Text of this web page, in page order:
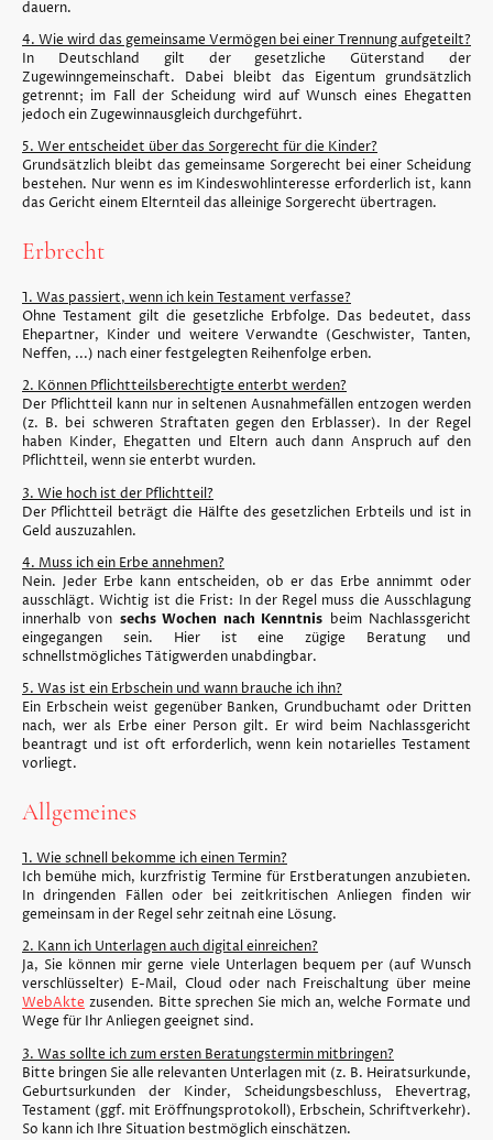
dauern.
4. Wie wird das gemeinsame Vermögen bei einer Trennung aufgeteilt?
In Deutschland gilt der gesetzliche Güterstand der
Zugewinngemeinschaft. Dabei bleibt das Eigentum grundsätzlich
getrennt; im Fall der Scheidung wird auf Wunsch eines Ehegatten
jedoch ein Zugewinnausgleich durchgeführt.
5. Wer entscheidet über das Sorgerecht für die Kinder?
Grundsätzlich bleibt das gemeinsame Sorgerecht bei einer Scheidung
bestehen. Nur wenn es im Kindeswohlinteresse erforderlich ist, kann
das Gericht einem Elternteil das alleinige Sorgerecht übertragen.
Erbrecht
1. Was passiert, wenn ich kein Testament verfasse?
Ohne Testament gilt die gesetzliche Erbfolge. Das bedeutet, dass
Ehepartner, Kinder und weitere Verwandte (Geschwister, Tanten,
Neffen, ...) nach einer festgelegten Reihenfolge erben.
2. Können Pflichtteilsberechtigte enterbt werden?
Der Pflichtteil kann nur in seltenen Ausnahmefällen entzogen werden
(z. B. bei schweren Straftaten gegen den Erblasser). In der Regel
haben Kinder, Ehegatten und Eltern auch dann Anspruch auf den
Pflichtteil, wenn sie enterbt wurden.
3. Wie hoch ist der Pflichtteil?
Der Pflichtteil beträgt die Hälfte des gesetzlichen Erbteils und ist in
Geld auszuzahlen.
4. Muss ich ein Erbe annehmen?
Nein. Jeder Erbe kann entscheiden, ob er das Erbe annimmt oder
ausschlägt. Wichtig ist die Frist: In der Regel muss die Ausschlagung
innerhalb von sechs Wochen nach Kenntnis beim Nachlassgericht
eingegangen sein. Hier ist eine zügige Beratung und
schnellstmögliches Tätigwerden unabdingbar.
5. Was ist ein Erbschein und wann brauche ich ihn?
Ein Erbschein weist gegenüber Banken, Grundbuchamt oder Dritten
nach, wer als Erbe einer Person gilt. Er wird beim Nachlassgericht
beantragt und ist oft erforderlich, wenn kein notarielles Testament
vorliegt.
Allgemeines
1. Wie schnell bekomme ich einen Termin?
Ich bemühe mich, kurzfristig Termine für Erstberatungen anzubieten.
In dringenden Fällen oder bei zeitkritischen Anliegen finden wir
gemeinsam in der Regel sehr zeitnah eine Lösung.
2. Kann ich Unterlagen auch digital einreichen?
Ja, Sie können mir gerne viele Unterlagen bequem per (auf Wunsch
verschlüsselter) E-Mail, Cloud oder nach Freischaltung über meine
WebAkte zusenden. Bitte sprechen Sie mich an, welche Formate und
Wege für Ihr Anliegen geeignet sind.
3. Was sollte ich zum ersten Beratungstermin mitbringen?
Bitte bringen Sie alle relevanten Unterlagen mit (z. B. Heiratsurkunde,
Geburtsurkunden der Kinder, Scheidungsbeschluss, Ehevertrag,
Testament (ggf. mit Eröffnungsprotokoll), Erbschein, Schriftverkehr).
So kann ich Ihre Situation bestmöglich einschätzen.